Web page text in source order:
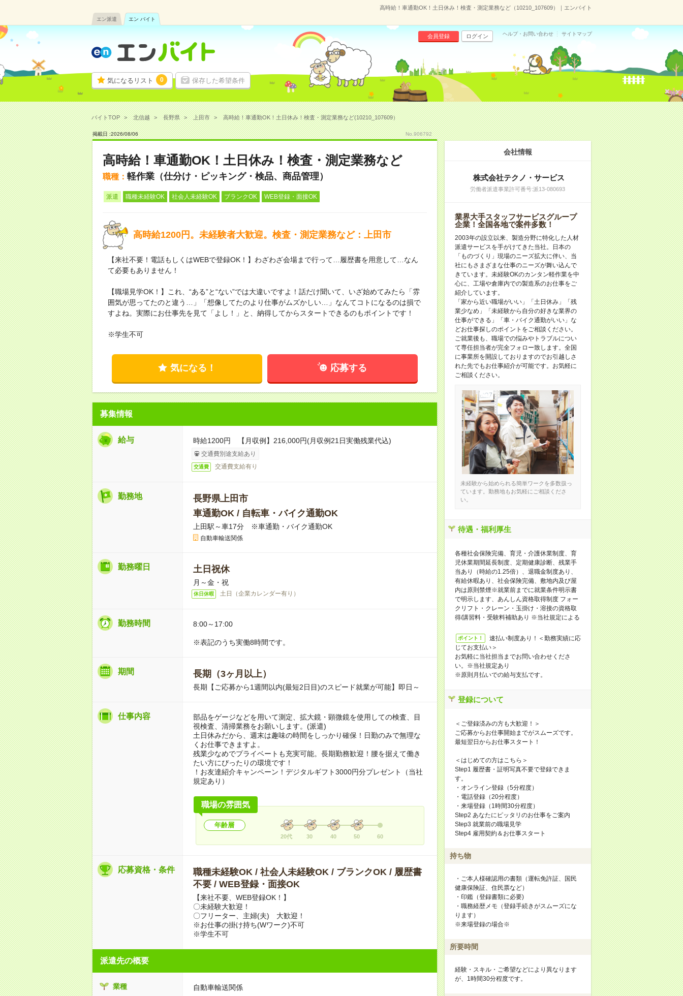
高時給！車通勤OK！土日休み！検査・測定業務など（10210_107609）｜エンバイト
エン派遣 エン バイト
気になるリスト 0 保存した希望条件
会員登録 ログイン ヘルプ・お問い合わせ サイトマップ
バイトTOP 北信越 長野県 上田市 高時給！車通勤OK！土日休み！検査・測定業務など(10210_107609）
掲載日 :2026/08/06 No.906792
高時給！車通勤OK！土日休み！検査・測定業務など
職種： 軽作業（仕分け・ピッキング・検品、商品管理）
派遣 職種未経験OK 社会人未経験OK ブランクOK WEB登録・面接OK
高時給1200円。未経験者大歓迎。検査・測定業務など：上田市
【来社不要！電話もしくはWEBで登録OK！】わざわざ会場まで行って…履歴書を用意して…なん
て必要もありません！
【職場見学OK！】これ、“ある”と“ない”では大違いですよ！話だけ聞いて、いざ始めてみたら「雰
囲気が思ってたのと違う…」「想像してたのより仕事がムズかしい…」なんてコトになるのは損で
すよね。実際にお仕事先を見て「よし！」と、納得してからスタートできるのもポイントです！
※学生不可
気になる！ 応募する
募集情報
給与 時給1200円 【月収例】216,000円(月収例21日実働残業代込)
交通費別途支給あり
交通費 交通費支給有り
勤務地
長野県上田市
車通勤OK / 自転車・バイク通勤OK
上田駅～車17分 ※車通勤・バイク通勤OK
自動車輸送関係
勤務曜日 土日祝休
月～金・祝
休日休暇 土日（企業カレンダー有り）
勤務時間 8:00～17:00
※表記のうち実働8時間です。
期間 長期（3ヶ月以上）
長期【ご応募から1週間以内(最短2日目)のスピード就業が可能】即日～
仕事内容
部品をゲージなどを用いて測定、拡大鏡・顕微鏡を使用しての検査、目
視検査、清掃業務をお願いします。(派遣)
土日休みだから、週末は趣味の時間をしっかり確保！日勤のみで無理な
くお仕事できますよ。
残業少なめでプライベートも充実可能。長期勤務歓迎！腰を据えて働き
たい方にぴったりの環境です！
！お友達紹介キャンペーン！デジタルギフト3000円分プレゼント（当社
規定あり）
職場の雰囲気
年齢層
20代 30 40 50 60
応募資格・条件
職種未経験OK / 社会人未経験OK / ブランクOK / 履歴書
不要 / WEB登録・面接OK
【来社不要、WEB登録OK！】
〇未経験大歓迎！
〇フリーター、主婦(夫) 大歓迎！
※お仕事の掛け持ち(Wワーク)不可
※学生不可
派遣先の概要
業種 自動車輸送関係
会社情報
株式会社テクノ・サービス
労働者派遣事業許可番号:派13-080693
業界大手スタッフサービスグループ
企業！全国各地で案件多数！
2003年の設立以来、製造分野に特化した人材
派遣サービスを手がけてきた当社。日本の
「ものづくり」現場のニーズ拡大に伴い、当
社にもさまざまな仕事のニーズが舞い込んで
きています。未経験OKのカンタン軽作業を中
心に、工場や倉庫内での製造系のお仕事をご
紹介しています。
「家から近い職場がいい」「土日休み」「残
業少なめ」「未経験から自分の好きな業界の
仕事ができる」「車・バイク通勤がいい」な
どお仕事探しのポイントをご相談ください。
ご就業後も、職場での悩みやトラブルについ
て専任担当者が完全フォロー致します。全国
に事業所を開設しておりますのでお引越しさ
れた先でもお仕事紹介が可能です。お気軽に
ご相談ください。
未経験から始められる簡単ワークを多数扱っ
ています。勤務地もお気軽にご相談くださ
い。
待遇・福利厚生
各種社会保険完備、育児・介護休業制度、育
児休業期間延長制度、定期健康診断、残業手
当あり（時給の1.25倍）、退職金制度あり、
有給休暇あり、社会保険完備、敷地内及び屋
内は原則禁煙※就業前までに就業条件明示書
で明示します、あんしん資格取得制度 フォー
クリフト・クレーン・玉掛け・溶接の資格取
得/講習料・受験料補助あり ※当社規定による
ポイント！
速払い制度あり！＜勤務実績に応
じてお支払い＞
お気軽に当社担当までお問い合わせくださ
い。※当社規定あり
※原則月払いでの給与支払です。
登録について
＜ご登録済みの方も大歓迎！＞
ご応募からお仕事開始までがスムーズです。
最短翌日からお仕事スタート！
＜はじめての方はこちら＞
Step1 履歴書・証明写真不要で登録できま
す。
・オンライン登録（5分程度）
・電話登録（20分程度）
・来場登録（1時間30分程度）
Step2 あなたにピッタリのお仕事をご案内
Step3 就業前の職場見学
Step4 雇用契約＆お仕事スタート
持ち物
・ご本人様確認用の書類（運転免許証、国民
健康保険証、住民票など）
・印鑑（登録書類に必要)
・職務経歴メモ（登録手続きがスムーズにな
ります）
※来場登録の場合※
所要時間
経験・スキル・ご希望などにより異なります
が、1時間30分程度です。